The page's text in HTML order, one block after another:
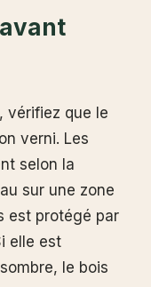
vérifiez que le
verni. Les
selon la
sur une zone
est protégé par
elle est
le bois